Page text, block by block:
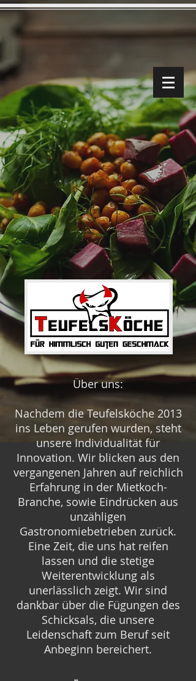
Über uns:
Nachdem die Teufelsköche 2013
ins Leben gerufen wurden, steht
unsere Individualität für
Innovation. Wir blicken aus den
vergangenen Jahren auf reichlich
Erfahrung in der Mietkoch-
Branche, sowie Eindrücken aus
unzähligen
Gastronomiebetrieben zurück.
Eine Zeit, die uns hat reifen
lassen und die stetige
Weiterentwicklung als
unerlässlich zeigt. Wir sind
dankbar über die Fügungen des
Schicksals, die unsere
Leidenschaft zum Beruf seit
Anbeginn bereichert.